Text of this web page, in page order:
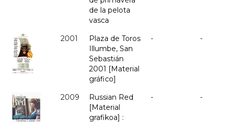
de la pelota
vasca
2001
Plaza de Toros
Illumbe, San
Sebastián
2001 [Material
gráfico]
- -
2009
Russian Red
[Material
grafikoa] :
- -